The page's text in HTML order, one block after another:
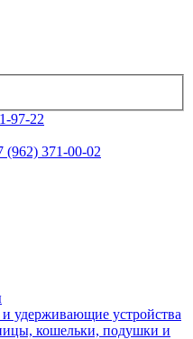
97-22
(962) 371-00-02
и удерживающие устройства
кошельки, подушки и